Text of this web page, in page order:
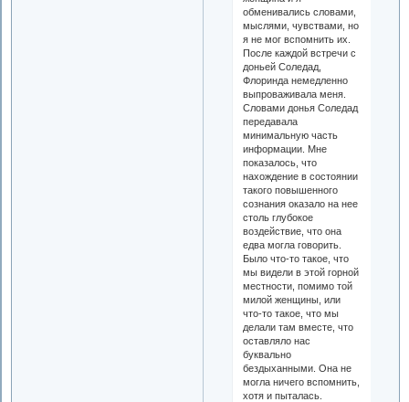
обменивались словами,
мыслями, чувствами, но
я не мог вспомнить их.
После каждой встречи с
доньей Соледад,
Флоринда немедленно
выпроваживала меня.
Словами донья Соледад
передавала
минимальную часть
информации. Мне
показалось, что
нахождение в состоянии
такого повышенного
сознания оказало на нее
столь глубокое
воздействие, что она
едва могла говорить.
Было что-то такое, что
мы видели в этой горной
местности, помимо той
милой женщины, или
что-то такое, что мы
делали там вместе, что
оставляло нас
буквально
бездыханными. Она не
могла ничего вспомнить,
хотя и пыталась.